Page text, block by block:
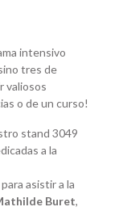
intensivo
tres de
valiosos
o de un curso!
stand 3049
a la
asistir a la
Buret,